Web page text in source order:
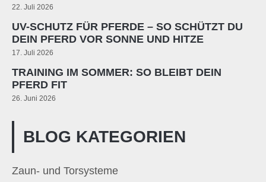
22. Juli 2026
UV-SCHUTZ FÜR PFERDE – SO SCHÜTZT DU
DEIN PFERD VOR SONNE UND HITZE
17. Juli 2026
TRAINING IM SOMMER: SO BLEIBT DEIN
PFERD FIT
26. Juni 2026
BLOG KATEGORIEN
Zaun- und Torsysteme